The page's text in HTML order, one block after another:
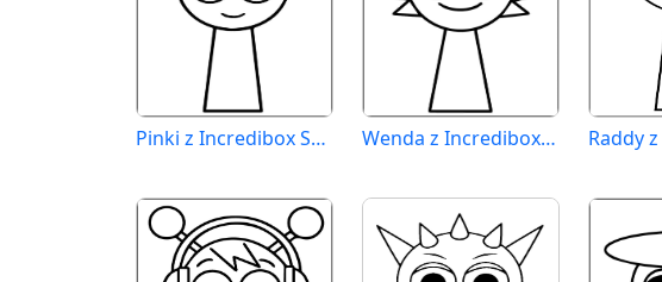
Pinki z Incredibox Sprunki Wenda z Incredibox Sprunki